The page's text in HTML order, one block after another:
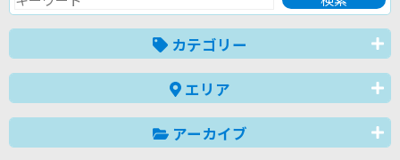
カテゴリー
エリア
アーカイブ